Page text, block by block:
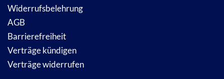
Widerrufsbelehrung
AGB
Barrierefreiheit
Verträge kündigen
Verträge widerrufen